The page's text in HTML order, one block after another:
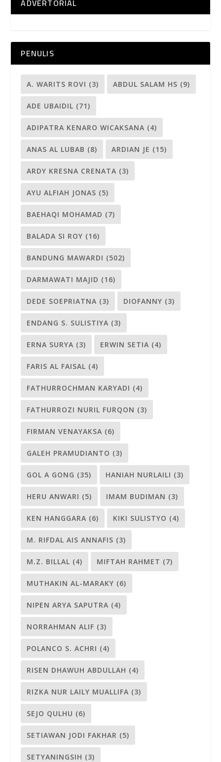
ADVERTORIAL
PENULIS
A. WARITS ROVI (3) ABDUL SALAM HS (9)
ADE UBAIDIL (71)
ADIPATRA KENARO WICAKSANA (4)
ANAS AL LUBAB (8) ARDIAN JE (15)
ARDY KRESNA CRENATA (3)
AYU ALFIAH JONAS (5)
BAEHAQI MOHAMAD (7)
BALADA SI ROY (16)
BANDUNG MAWARDI (502)
DARMAWATI MAJID (16)
DEDE SOEPRIATNA (3) DIOFANNY (3)
ENDANG S. SULISTIYA (3)
ERNA SURYA (3) ERWIN SETIA (4)
FARIS AL FAISAL (4)
FATHURROCHMAN KARYADI (4)
FATHURROZI NURIL FURQON (3)
FIRMAN VENAYAKSA (6)
GALEH PRAMUDIANTO (3)
GOL A GONG (35) HANIAH NURLAILI (3)
HERU ANWARI (5) IMAM BUDIMAN (3)
KEN HANGGARA (6) KIKI SULISTYO (4)
M. RIFDAL AIS ANNAFIS (3)
M.Z. BILLAL (4) MIFTAH RAHMET (7)
MUTHAKIN AL-MARAKY (6)
NIPEN ARYA SAPUTRA (4)
NORRAHMAN ALIF (3)
POLANCO S. ACHRI (4)
RISEN DHAWUH ABDULLAH (4)
RIZKA NUR LAILY MUALLIFA (3)
SEJO QULHU (6)
SETIAWAN JODI FAKHAR (5)
SETYANINGSIH (3)